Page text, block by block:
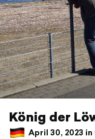
König der
April 30, 2023 in